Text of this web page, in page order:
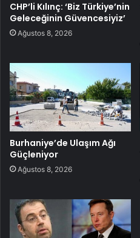
CHP’li Kılınç: ‘Biz Türkiye’nin
Geleceğinin Güvencesiyiz’
Ağustos 8, 2026
Burhaniye’de Ulaşım Ağı
Güçleniyor
Ağustos 8, 2026